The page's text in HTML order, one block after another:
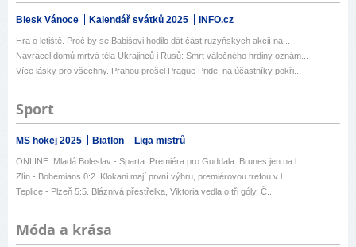
Blesk Vánoce Kalendář svátků 2025 INFO.cz
Hra o letiště. Proč by se Babišovi hodilo dát část ruzyňských akcií na...
Navracel domů mrtvá těla Ukrajinců i Rusů: Smrt válečného hrdiny oznám...
Více lásky pro všechny. Prahou prošel Prague Pride, na účastníky pokři...
Sport
MS hokej 2025 Biatlon Liga mistrů
ONLINE: Mladá Boleslav - Sparta. Premiéra pro Guddala. Brunes jen na l...
Zlín - Bohemians 0:2. Klokani mají první výhru, premiérovou trefou v l...
Teplice - Plzeň 5:5. Bláznivá přestřelka, Viktoria vedla o tři góly. Č...
Móda a krása